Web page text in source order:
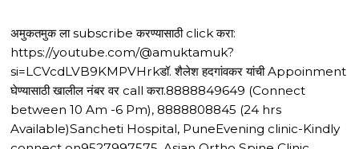
अमुकतमुक ला subscribe करण्यासाठी click करा:
https://youtube.com/@amuktamuk?
si=LCVcdLVB9KMPVHrkडॉ. शैलेश हदगांवकर यांची Appoinment
घेण्यासाठी खालील नंबर वर call करा.8888849649 (Connect
between 10 Am -6 Pm), 8888808845 (24 hrs
Available)Sancheti Hospital, PuneEvening clinic-Kindly